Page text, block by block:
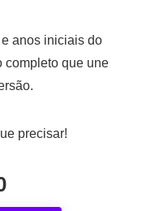
anos iniciais do
completo que une
precisar!